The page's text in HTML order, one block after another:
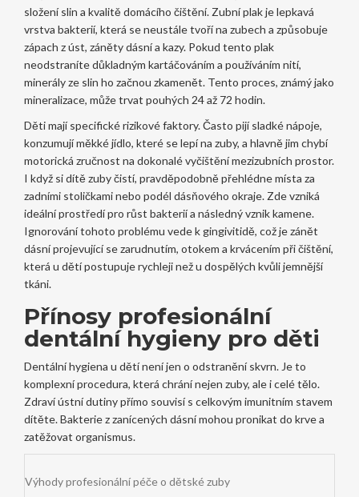
složení slin a kvalitě domácího čištění.Zubní plakjelepkavá
vrstva bakterií, která se neustále tvoří na zubech a způsobuje
zápach z úst, záněty dásní a kazy. Pokud tento plak
neodstraníte důkladným kartáčováním a používáním nití,
minerály ze slin ho začnou zkamenět. Tento proces, známý jako
mineralizace, může trvat pouhých 24 až 72 hodin.
Děti mají specifické rizikové faktory. Často pijí sladké nápoje,
konzumují měkké jídlo, které se lepí na zuby, a hlavně jim chybí
motorická zručnost na dokonalé vyčištění mezizubních prostor.
I když si dítě zuby čistí, pravděpodobně přehlédne místa za
zadními stoličkami nebo podél dásňového okraje. Zde vzniká
ideální prostředí pro růst bakterií a následný vznik kamene.
Ignorování tohoto problému vede k gingivitidě, což jezánět
dásní projevující se zarudnutím, otokem a krvácením při čištění,
která u dětí postupuje rychleji než u dospělých kvůli jemnější
tkáni.
Přínosy profesionální
dentální hygieny pro děti
Dentální hygiena u dětí není jen o odstranění skvrn. Je to
komplexní procedura, která chrání nejen zuby, ale i celé tělo.
Zdraví ústní dutiny přímo souvisí s celkovým imunitním stavem
dítěte. Bakterie z zanícených dásní mohou pronikat do krve a
zatěžovat organismus.
Výhody profesionální péče o dětské zuby